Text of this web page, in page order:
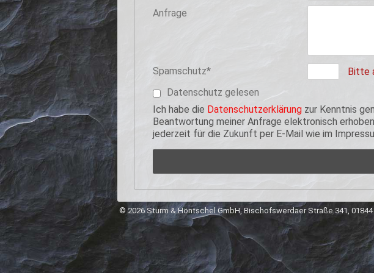
Anfrage
Pflichtfeld
Spamschutz*
Bitte
Datenschutz gelesen
Ich habe die Datenschutzerklärung zur Kenntnis
Beantwortung meiner Anfrage elektronisch
jederzeit für die Zukunft per E-Mail wie im
© 2026 Sturm & Höntschel GmbH, Bischofswerdaer Straße 341,